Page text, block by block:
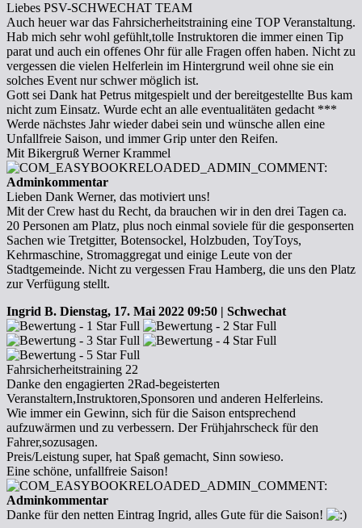
Liebes PSV-SCHWECHAT TEAM
Auch heuer war das Fahrsicherheitstraining eine TOP Veranstaltung.
Hab mich sehr wohl gefühlt,tolle Instruktoren die immer einen Tip
parat und auch ein offenes Ohr für alle Fragen offen haben. Nicht zu
vergessen die vielen Helferlein im Hintergrund weil ohne sie ein
solches Event nur schwer möglich ist.
Gott sei Dank hat Petrus mitgespielt und der bereitgestellte Bus kam
nicht zum Einsatz. Wurde echt an alle eventualitäten gedacht ***
Werde nächstes Jahr wieder dabei sein und wünsche allen eine
Unfallfreie Saison, und immer Grip unter den Reifen.
Mit Bikergruß Werner Krammel
Adminkommentar
Lieben Dank Werner, das motiviert uns!
Mit der Crew hast du Recht, da brauchen wir in den drei Tagen ca.
20 Personen am Platz, plus noch einmal soviele für die gesponserten
Sachen wie Tretgitter, Botensockel, Holzbuden, ToyToys,
Kehrmaschine, Stromaggregat und einige Leute von der
Stadtgemeinde. Nicht zu vergessen Frau Hamberg, die uns den Platz
zur Verfügung stellt.
Ingrid B. Dienstag, 17. Mai 2022 09:50 | Schwechat
Fahrsicherheitstraining 22
Danke den engagierten 2Rad-begeisterten
Veranstaltern,Instruktoren,Sponsoren und anderen Helferleins.
Wie immer ein Gewinn, sich für die Saison entsprechend
aufzuwärmen und zu verbessern. Der Frühjahrscheck für den
Fahrer,sozusagen.
Preis/Leistung super, hat Spaß gemacht, Sinn sowieso.
Eine schöne, unfallfreie Saison!
Adminkommentar
Danke für den netten Eintrag Ingrid, alles Gute für die Saison!